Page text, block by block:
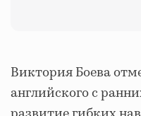
Виктория Боева
английского с